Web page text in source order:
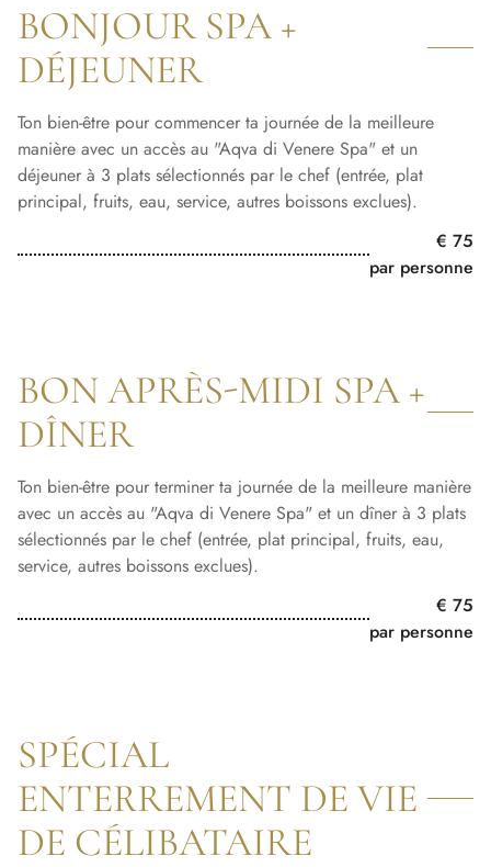
BONJOUR SPA +
DÉJEUNER
Ton bien-être pour commencer ta journée de la meilleure
manière avec un accès au "Aqva di Venere Spa" et un
déjeuner à 3 plats sélectionnés par le chef (entrée, plat
principal, fruits, eau, service, autres boissons exclues).
€ 75
par personne
BON APRÈS-MIDI SPA +
DÎNER
Ton bien-être pour terminer ta journée de la meilleure manière
avec un accès au "Aqva di Venere Spa" et un dîner à 3 plats
sélectionnés par le chef (entrée, plat principal, fruits, eau,
service, autres boissons exclues).
€ 75
par personne
SPÉCIAL
ENTERREMENT DE VIE
DE CÉLIBATAIRE